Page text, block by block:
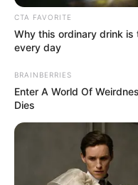
CTA FAVORITE
Why this ordinary drink
every day
BRAINBERRIES
Enter A World Of
Dies